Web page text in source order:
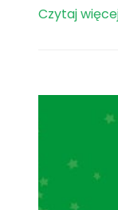
Czytaj